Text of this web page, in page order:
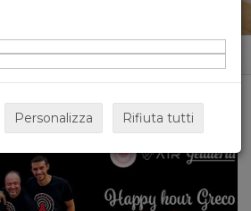
Personalizza Rifiuta tutti